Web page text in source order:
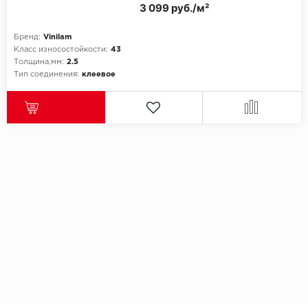
Бренд: Vinilam
Класс износостойкости: 43
Толщина,мм: 2.5
Тип соединения: клеевое
3 099 руб./м²